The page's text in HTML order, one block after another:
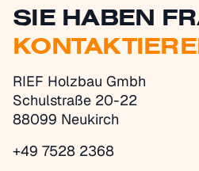
SIE HABEN
RIEF Holzbau Gmbh
Schulstraße 20-22
88099 Neukirch
+49 7528 2368